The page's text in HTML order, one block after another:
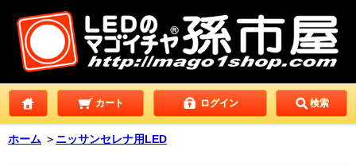
カート ログイン 検索
ホーム ＞ ニッサンセレナ用LED